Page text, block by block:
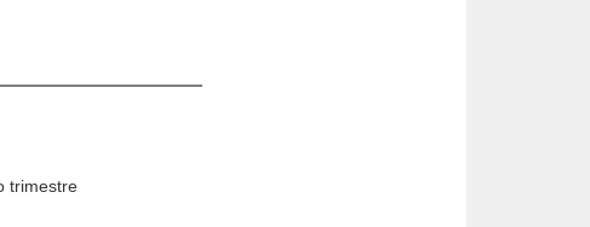
trimestre